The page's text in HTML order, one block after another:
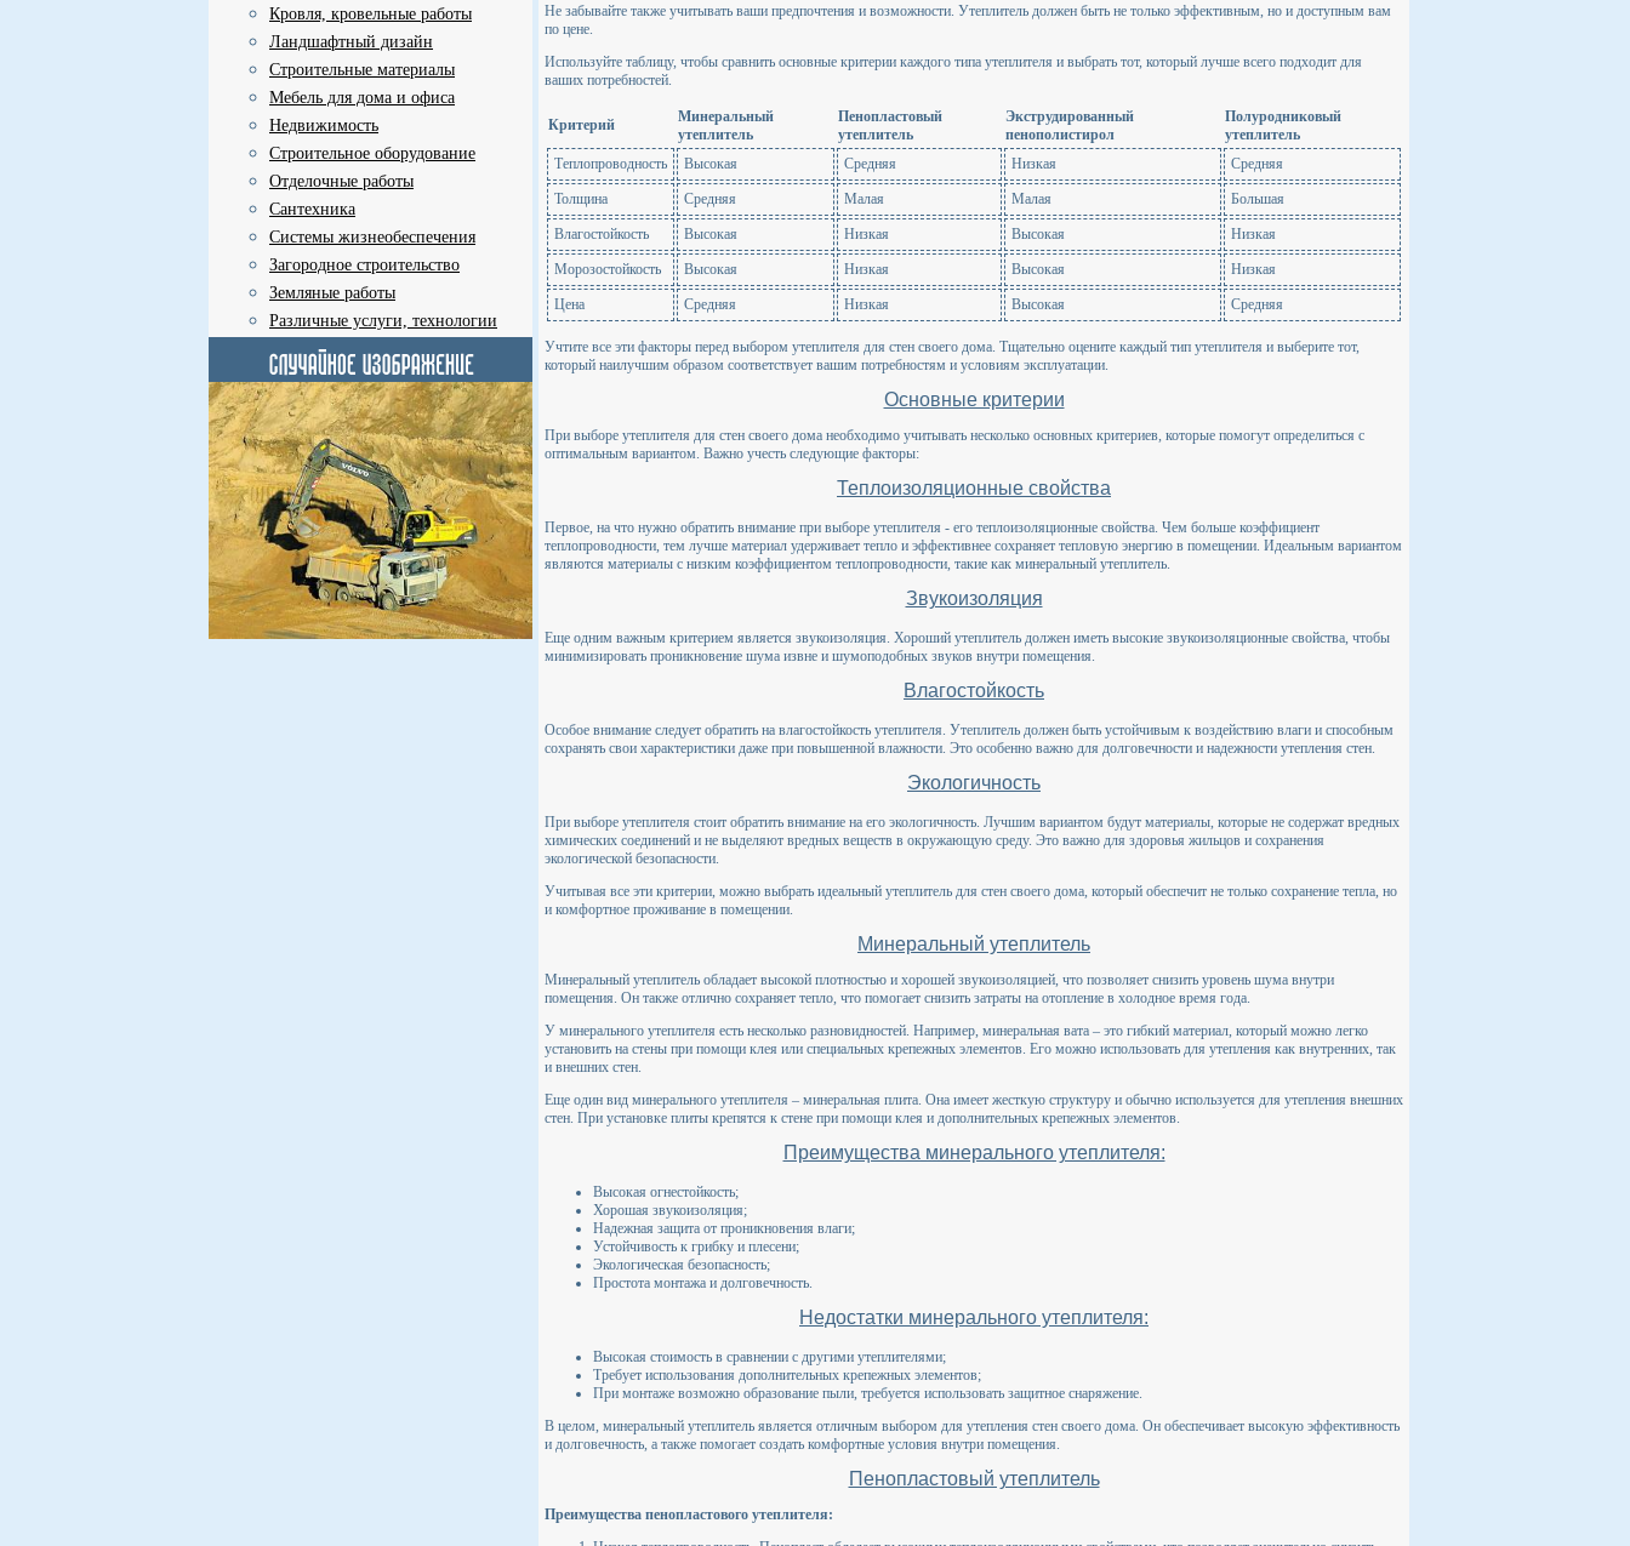
Кровля, кровельные работы
Ландшафтный дизайн
Строительные материалы
Мебель для дома и офиса
Недвижимость
Строительное оборудование
Отделочные работы
Сантехника
Системы жизнеобеспечения
Загородное строительство
Земляные работы
Различные услуги, технологии
Не забывайте также учитывать ваши предпочтения и возможности. Утеплитель должен быть не только эффективным, но и доступным вам
по цене.
Используйте таблицу, чтобы сравнить основные критерии каждого типа утеплителя и выбрать тот, который лучше всего подходит для
ваших потребностей.
Критерий
Минеральный
утеплитель
Пенопластовый
утеплитель
Экструдированный
пенополистирол
Полуродниковый
утеплитель
Теплопроводность
Высокая Средняя Низкая Средняя
Толщина Средняя Малая Малая Большая
Влагостойкость Высокая Низкая Высокая Низкая
Морозостойкость Высокая Низкая Высокая Низкая
Цена Средняя Низкая Высокая Средняя
Учтите все эти факторы перед выбором утеплителя для стен своего дома. Тщательно оцените каждый тип утеплителя и выберите тот,
который наилучшим образом соответствует вашим потребностям и условиям эксплуатации.
Основные критерии
При выборе утеплителя для стен своего дома необходимо учитывать несколько основных критериев, которые помогут определиться с
оптимальным вариантом. Важно учесть следующие факторы:
Теплоизоляционные свойства
Первое, на что нужно обратить внимание при выборе утеплителя - его теплоизоляционные свойства. Чем больше коэффициент
теплопроводности, тем лучше материал удерживает тепло и эффективнее сохраняет тепловую энергию в помещении. Идеальным вариантом
являются материалы с низким коэффициентом теплопроводности, такие как минеральный утеплитель.
Звукоизоляция
Еще одним важным критерием является звукоизоляция. Хороший утеплитель должен иметь высокие звукоизоляционные свойства, чтобы
минимизировать проникновение шума извне и шумоподобных звуков внутри помещения.
Влагостойкость
Особое внимание следует обратить на влагостойкость утеплителя. Утеплитель должен быть устойчивым к воздействию влаги и способным
сохранять свои характеристики даже при повышенной влажности. Это особенно важно для долговечности и надежности утепления стен.
Экологичность
При выборе утеплителя стоит обратить внимание на его экологичность. Лучшим вариантом будут материалы, которые не содержат вредных
химических соединений и не выделяют вредных веществ в окружающую среду. Это важно для здоровья жильцов и сохранения
экологической безопасности.
Учитывая все эти критерии, можно выбрать идеальный утеплитель для стен своего дома, который обеспечит не только сохранение тепла, но
и комфортное проживание в помещении.
Минеральный утеплитель
Минеральный утеплитель обладает высокой плотностью и хорошей звукоизоляцией, что позволяет снизить уровень шума внутри
помещения. Он также отлично сохраняет тепло, что помогает снизить затраты на отопление в холодное время года.
У минерального утеплителя есть несколько разновидностей. Например, минеральная вата – это гибкий материал, который можно легко
установить на стены при помощи клея или специальных крепежных элементов. Его можно использовать для утепления как внутренних, так
и внешних стен.
Еще один вид минерального утеплителя – минеральная плита. Она имеет жесткую структуру и обычно используется для утепления внешних
стен. При установке плиты крепятся к стене при помощи клея и дополнительных крепежных элементов.
Преимущества минерального утеплителя:
Высокая огнестойкость;
Хорошая звукоизоляция;
Надежная защита от проникновения влаги;
Устойчивость к грибку и плесени;
Экологическая безопасность;
Простота монтажа и долговечность.
Недостатки минерального утеплителя:
Высокая стоимость в сравнении с другими утеплителями;
Требует использования дополнительных крепежных элементов;
При монтаже возможно образование пыли, требуется использовать защитное снаряжение.
В целом, минеральный утеплитель является отличным выбором для утепления стен своего дома. Он обеспечивает высокую эффективность
и долговечность, а также помогает создать комфортные условия внутри помещения.
Пенопластовый утеплитель
Преимущества пенопластового утеплителя: